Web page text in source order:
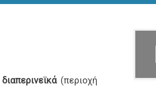
διαπερινεϊκά (περιοχή